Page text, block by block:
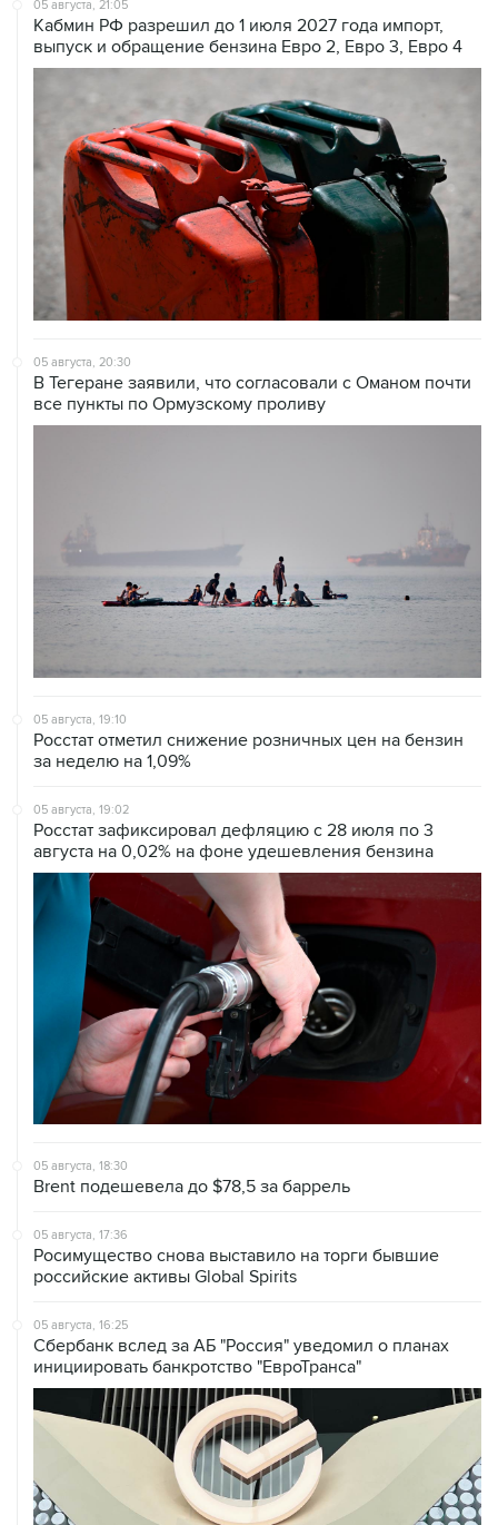
05 августа, 21:05
Кабмин РФ разрешил до 1 июля 2027 года импорт,
выпуск и обращение бензина Евро 2, Евро 3, Евро 4
05 августа, 20:30
В Тегеране заявили, что согласовали с Оманом почти
все пункты по Ормузскому проливу
05 августа, 19:10
Росстат отметил снижение розничных цен на бензин
за неделю на 1,09%
05 августа, 19:02
Росстат зафиксировал дефляцию с 28 июля по 3
августа на 0,02% на фоне удешевления бензина
05 августа, 18:30
Brent подешевела до $78,5 за баррель
05 августа, 17:36
Росимущество снова выставило на торги бывшие
российские активы Global Spirits
05 августа, 16:25
Сбербанк вслед за АБ "Россия" уведомил о планах
инициировать банкротство "ЕвроТранса"